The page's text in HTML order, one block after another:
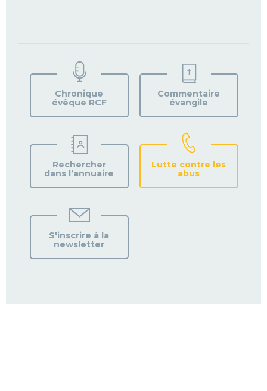
VOTRE
PAROISSE
Chronique
évêque RCF
Commentaire
évangile
Rechercher
dans l’annuaire
Lutte contre les
abus
S'inscrire à la
newsletter